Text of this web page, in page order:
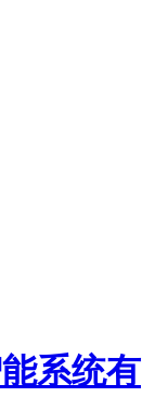
系统有